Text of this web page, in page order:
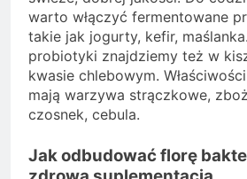
warto włączyć fermentowane
takie jak jogurty, kefir,
probiotyki znajdziemy też w
kwasie chlebowym.
mają warzywa strączkowe,
czosnek, cebula.
Jak odbudować florę